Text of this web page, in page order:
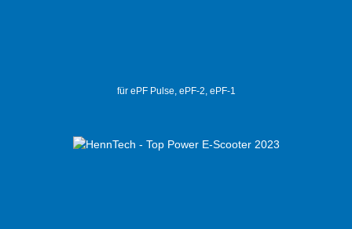
für ePF Pulse, ePF-2, ePF-1